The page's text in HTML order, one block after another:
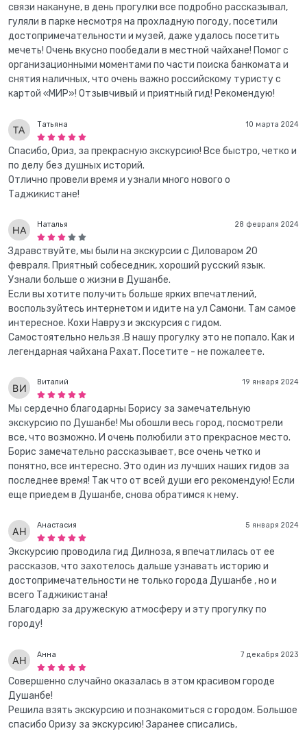
связи накануне, в день прогулки все подробно рассказывал,
гуляли в парке несмотря на прохладную погоду, посетили
достопримечательности и музей, даже удалось посетить
мечеть! Очень вкусно пообедали в местной чайхане! Помог с
организационными моментами по части поиска банкомата и
снятия наличных, что очень важно российскому туристу с
картой «МИР»! Отзывчивый и приятный гид! Рекомендую!
10 марта 2024
Татьяна
Спасибо, Ориз, за прекрасную экскурсию! Все быстро, четко и
по делу без душных историй.
Отлично провели время и узнали много нового о
Таджикистане!
28 февраля 2024
Наталья
Здравствуйте, мы были на экскурсии с Диловаром 20
февраля. Приятный собеседник, хороший русский язык.
Узнали больше о жизни в Душанбе.
Если вы хотите получить больше ярких впечатлений,
воспользуйтесь интернетом и идите на ул Самони. Там самое
интересное. Кохи Навруз и экскурсия с гидом.
Самостоятельно нельзя .В нашу прогулку это не попало. Как и
легендарная чайхана Рахат. Посетите - не пожалеете.
19 января 2024
Виталий
Мы сердечно благодарны Борису за замечательную
экскурсию по Душанбе! Мы обошли весь город, посмотрели
все, что возможно. И очень полюбили это прекрасное место.
Борис замечательно рассказывает, все очень четко и
понятно, все интересно. Это один из лучших наших гидов за
последнее время! Так что от всей души его рекомендую! Если
еще приедем в Душанбе, снова обратимся к нему.
5 января 2024
Анастасия
Экскурсию проводила гид Дилноза, я впечатлилась от ее
рассказов, что захотелось дальше узнавать историю и
достопримечательности не только города Душанбе , но и
всего Таджикистана!
Благодарю за дружескую атмосферу и эту прогулку по
городу!
7 декабря 2023
Анна
Совершенно случайно оказалась в этом красивом городе
Душанбе!
Решила взять экскурсию и познакомиться с городом. Большое
спасибо Оризу за экскурсию! Заранее списались,